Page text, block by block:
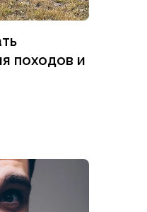
походов и